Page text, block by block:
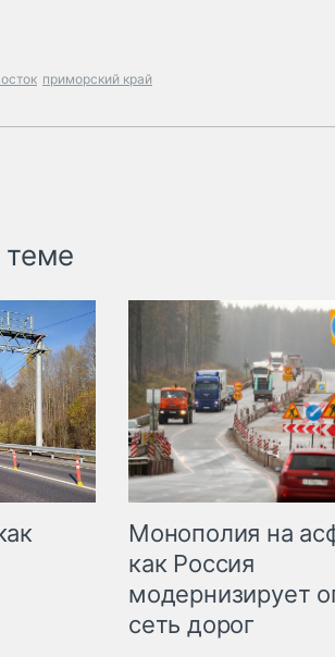
приморский край
теме
Монополия на
как Россия
модернизирует
сеть дорог